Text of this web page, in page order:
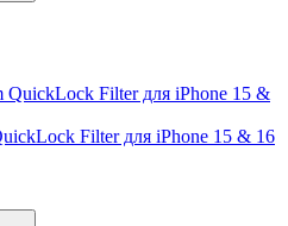
Filter для iPhone 15 & 16